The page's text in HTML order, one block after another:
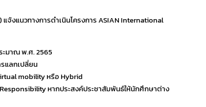
งแนวทางการดำเนินโครงการ ASIAN International
ะมาณ พ.ศ. 2565
แลกเปลี่ยน
mobility หรือ Hybrid
หากประสงค์ประชาสัมพันธ์ให้นักศึกษาต่าง